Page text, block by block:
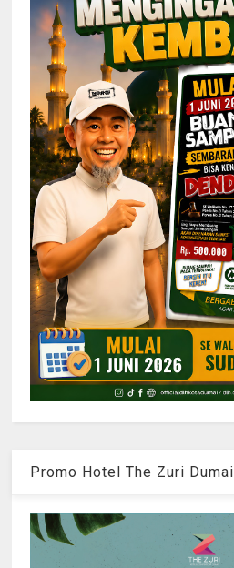
Promo Hotel The Zuri Dumai